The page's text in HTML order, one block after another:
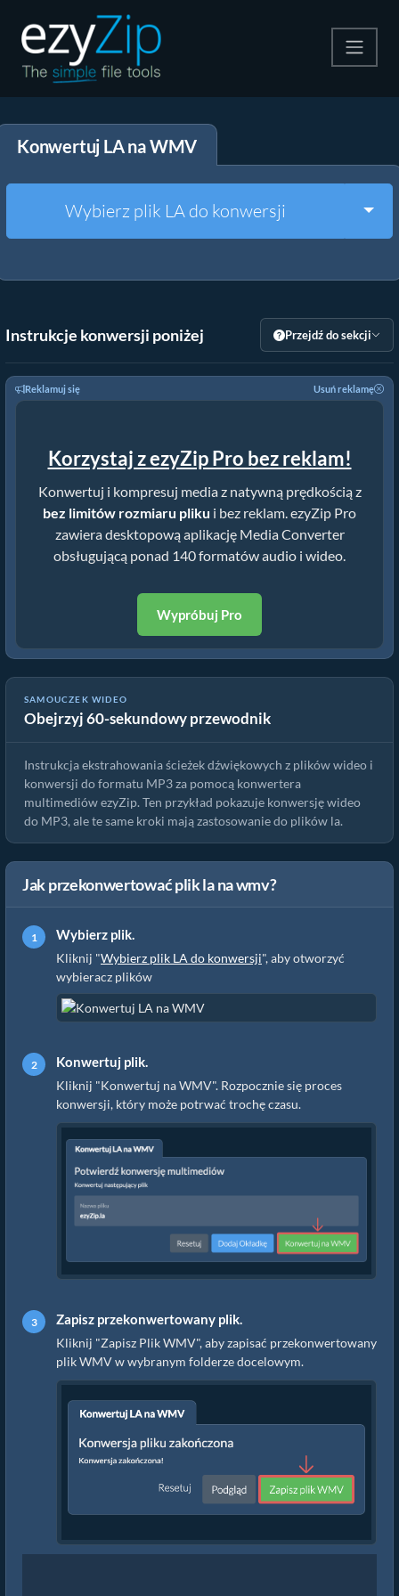
Rozpakuj
Inne narzędzia
Konwertuj LA na WMV
Wybierz plik LA do konwersji
Instrukcje konwersji poniżej Przejdź do sekcji
Reklamuj się Usuń reklamę
Korzystaj z ezyZip Pro bez reklam!
Konwertuj i kompresuj media z natywną prędkością z
bez limitów rozmiaru pliku i bez reklam. ezyZip Pro
zawiera desktopową aplikację Media Converter
obsługującą ponad 140 formatów audio i wideo.
Wypróbuj Pro
SAMOUCZEK WIDEO
Obejrzyj 60-sekundowy przewodnik
Jak konwertować pliki la online za darmo
Instrukcja ekstrahowania ścieżek dźwiękowych z plików wideo i
konwersji do formatu MP3 za pomocą konwertera
multimediów ezyZip. Ten przykład pokazuje konwersję wideo
do MP3, ale te same kroki mają zastosowanie do plików la.
Jak przekonwertować plik la na wmv?
Wybierz plik.
Kliknij "Wybierz plik LA do konwersji", aby otworzyć
wybieracz plików
Konwertuj plik.
Kliknij "Konwertuj na WMV". Rozpocznie się proces
konwersji, który może potrwać trochę czasu.
Zapisz przekonwertowany plik.
Kliknij "Zapisz Plik WMV", aby zapisać przekonwertowany
plik WMV w wybranym folderze docelowym.